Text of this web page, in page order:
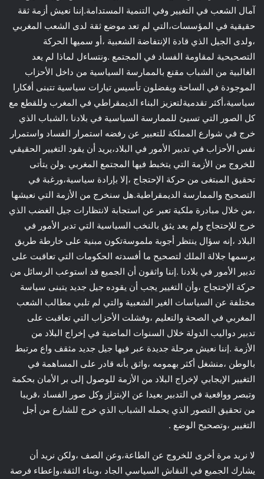
آمال الشعب في التغيير وفي التنمية المستدامة.إننا نعيش أزمة ثقة
حقيقية في المؤسسات،التي لم تعد موضع ثقة لدى الشعب المغربي
،ولدى الجيل الذي قادة الإنتفاضة الشعبية ،أو سميها الحركة
التصحيحية لمقاومة الفساد في المجتمع .ونتساءل لماذا لم يعد
الغالبية من الشباب مقنع بالممارسة السياسية من داخل الأحزاب
الموجودة في الساحة ويفضلون تأسيس تيارات سياسية تتبنى أفكارا
سياسية،أكثر تقدميةلتعزيز البناء الديمقراطي في المغرب وللقطع مع
كل الصور التي تسيئ للممارسة السياسية في بلادنا ،الشباب الذي
خرج في شوارع المملكة للتعبير عن رفضه استمرار الفساد واستمرار
نفس الأحزاب في تدبير الأمور في البلاد،يريد أن يقود التغيير الحقيقي
للخروج من الأزمة التي يتخبط فيها المجتمع المغربي .ولن يتأتى
تحقيق المبتغى من حركة الإحتجاج ،إلا بإرادة سياسية،ورغبة في
التصحيح والممارسة الديمقراطية.هل سنخرج من الأزمة التي نعيشها
،من خلال مبادرة ملكية تعبر عن استجابة لانتظارات جيل الغضب الذي
خرج للإحتجاج ولم يعد يثق بالنخب السياسية التي تدبر الأمور في
البلاد ،إنه سؤال ينتظر أجوبة ملموسةتكون مبنية على خارطة طريق
يرسمها جلالة الملك لتصحيح ما أفسدته الحكومات التي تعاقبت على
تدبير الأمور في بلادنا .إننا واثقون أن الجميع قد استوعب الرسائل من
حركة الإحتجاج ،وأن التغيير يجب أن يقوده جيل جديد يتبنى سياسة
مختلفة عن السياسات الغير الشعبية والتي لم تلبي مطالب الشعب
المغربي في الصحة والتعليم ،وفشلت الأحزاب التي تعاقبت على
تدبير دواليب الدولة خلال السنوات الماضية في إخراج البلاد من
الأزمة .إننا نعيش مرحلة جديدة عبر فيها جيل جديد مثقف واع مرتبط
بالوطن ،منشغل أكثر بهمومه ،واثق بأنه قادر على المساهمة في
التغيير الإيجابي لإخراج البلاد من الأزمة للوصول إلى بر الأمان بحكمة
وتبصر وواقعية في التدبير بعيدا عن الإبتزاز وكل صور الفساد ،قريبا
من تحقيق التصور الذي يحمله الشباب الذي خرج للشارع من أجل
التغيير ،وتصحيح الوضع .
لا نريد مرة أخرى للخروج عن الطاعة،وعن الصف ،ولكن نريد أن
يشارك الجميع في النقاش السياسي الجاد ،وبناء الثقة،وإعطاء فرصة